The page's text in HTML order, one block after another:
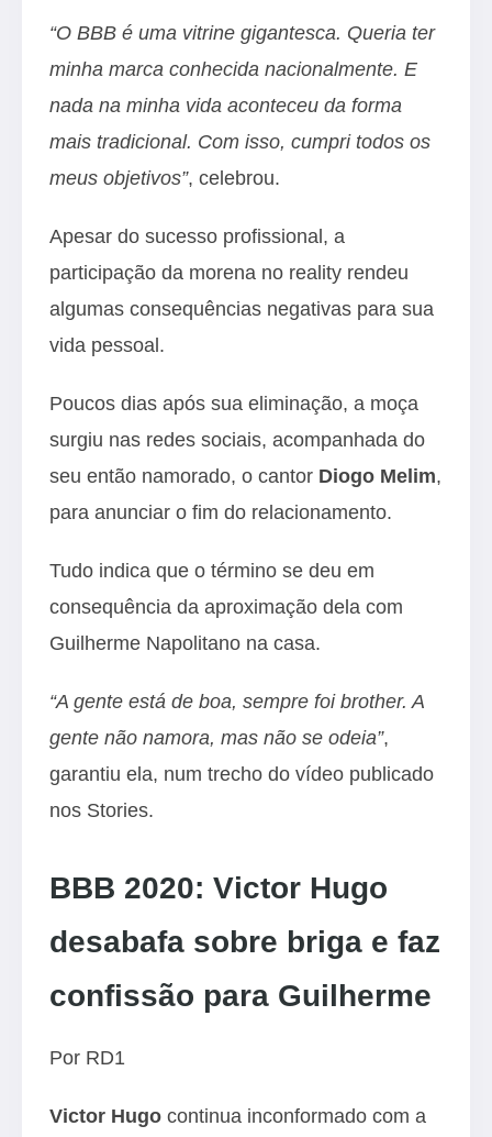
“O BBB é uma vitrine gigantesca. Queria ter
minha marca conhecida nacionalmente. E
nada na minha vida aconteceu da forma
mais tradicional. Com isso, cumpri todos os
meus objetivos”, celebrou.
Apesar do sucesso profissional, a
participação da morena no reality rendeu
algumas consequências negativas para sua
vida pessoal.
Poucos dias após sua eliminação, a moça
surgiu nas redes sociais, acompanhada do
seu então namorado, o cantor Diogo Melim,
para anunciar o fim do relacionamento.
Tudo indica que o término se deu em
consequência da aproximação dela com
Guilherme Napolitano na casa.
“A gente está de boa, sempre foi brother. A
gente não namora, mas não se odeia”,
garantiu ela, num trecho do vídeo publicado
nos Stories.
BBB 2020: Victor Hugo
desabafa sobre briga e faz
confissão para Guilherme
Por RD1
Victor Hugo continua inconformado com a